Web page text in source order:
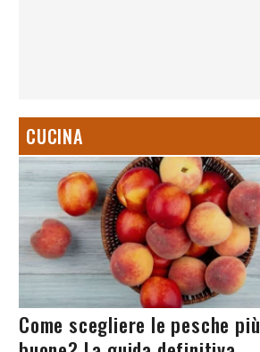
CUCINA
Come scegliere le pesche più